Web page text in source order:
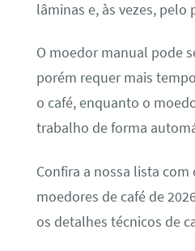
lâminas e, às vezes, pelo
O moedor manual pode
porém requer mais
o café, enquanto o
trabalho de forma
Confira a nossa lista com
moedores de café de
os detalhes técnicos de